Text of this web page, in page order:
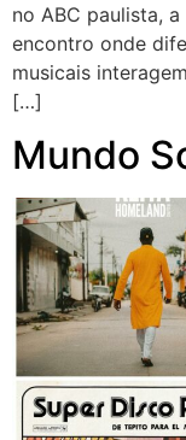
no ABC paulista,
encontro onde
musicais
[…]
Mundo